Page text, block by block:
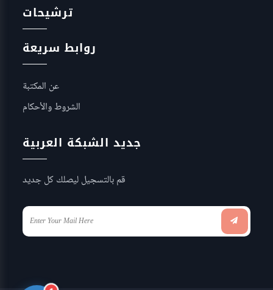
ترشيحات
روابط سريعة
عن المكتبة
الشروط والأحكام
جديد الشبكة العربية
قم بالتسجيل ليصلك كل جديد